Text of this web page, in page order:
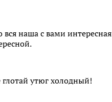
наша с вами интересная
утюг холодный!